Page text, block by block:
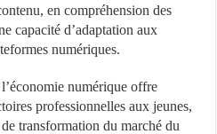
en compréhension des
capacité d’adaptation aux
numériques.
numérique offre
professionnelles aux jeunes,
transformation du marché du